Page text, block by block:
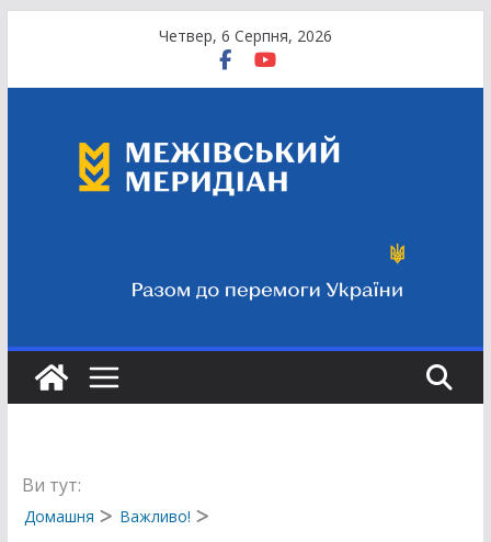
вмісту
Четвер, 6 Серпня, 2026
Ви тут:
Домашня
Важливо!